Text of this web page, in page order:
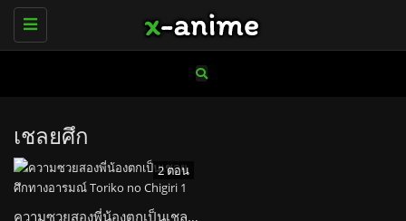
Toggle
navigation
เชลยศึก
2 ตอน
ความซวยสองพี่น้องตกเป็นเชลยศึกทางอารมณ์ Toriko no Chigiri